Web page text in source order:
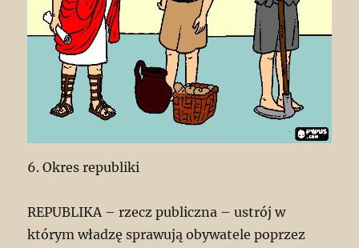
6. Okres republiki
REPUBLIKA – rzecz publiczna – ustrój w
którym władzę sprawują obywatele poprzez